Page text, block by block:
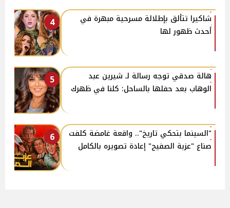
4
شاكيرا تتألق بإطلالة مسرحية مبهرة في
أحدث ظهور لها
5
هالة صدقي توجه رسالة لـ شيرين عبد
الوهاب بعد حفلها بالساحل: كلنا في ظهرك
6
"السينما بتحكي تاريخ".. واقعة غامضة كلفت
صناع "عزبة الصفيح" إعادة تصويره بالكامل